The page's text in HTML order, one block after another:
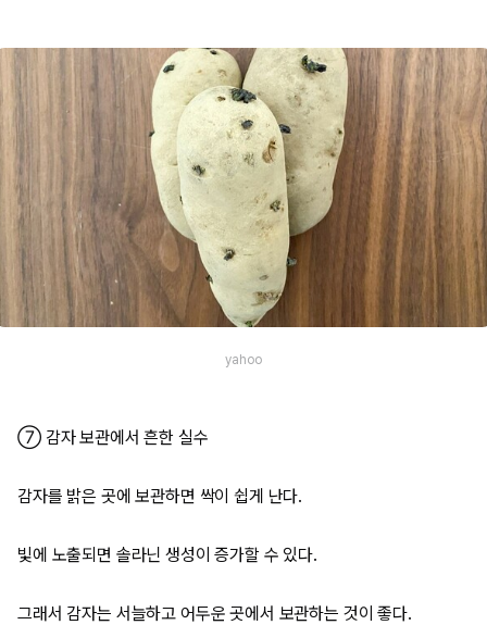
yahoo
⑦ 감자 보관에서 흔한 실수
감자를 밝은 곳에 보관하면 싹이 쉽게 난다.
빛에 노출되면 솔라닌 생성이 증가할 수 있다.
그래서 감자는 서늘하고 어두운 곳에서 보관하는 것이 좋다.